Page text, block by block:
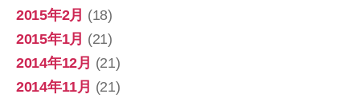
2015年2月 (18)
2015年1月 (21)
2014年12月 (21)
2014年11月 (21)